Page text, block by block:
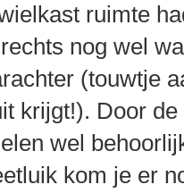
ruimte
nog wel
(touwtje
krijgt!). Door
wel
kom je er